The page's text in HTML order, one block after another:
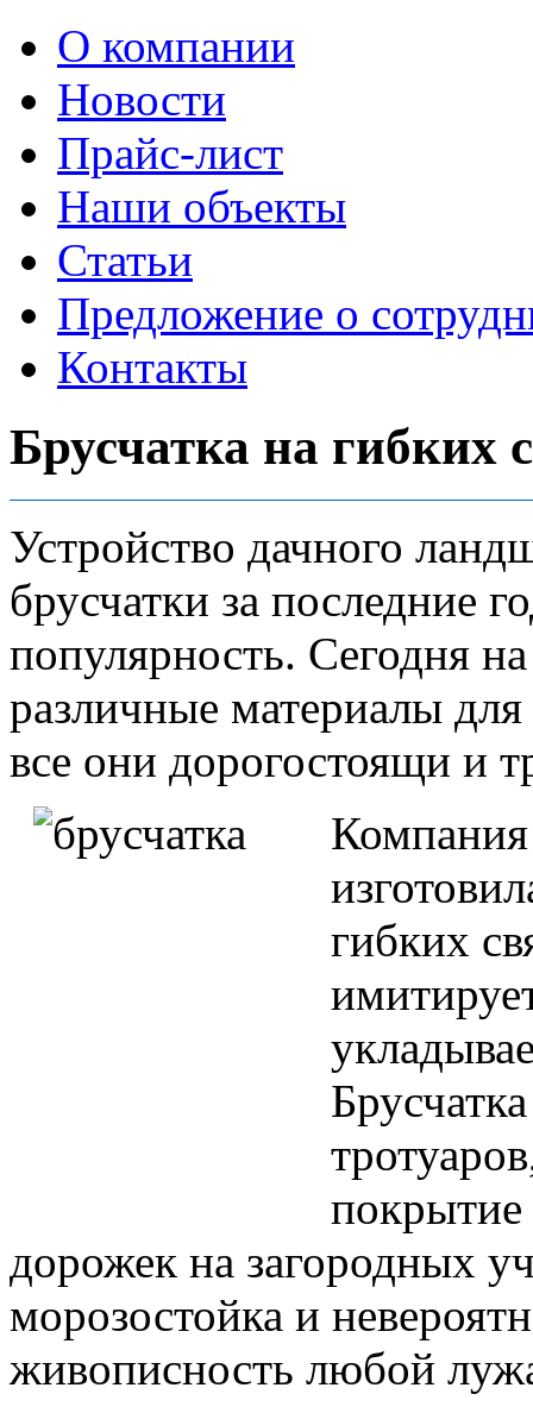
О компании
Новости
Прайс-лист
Наши объекты
Статьи
Предложение о
Контакты
Брусчатка на гибких
Устройство дачного
брусчатки за последние
популярность. Сегодня
различные материалы
все они дорогостоящи и
гибких
покрытие
дорожек на загородных
морозостойка и
живописность любой